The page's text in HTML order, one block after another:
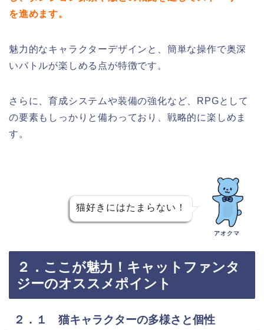
を進めます。
魅力的なキャラクターデザインと、簡単な操作で奥深
いバトルが楽しめる点が特徴です。
さらに、育成システムや装備の強化など、RPGとして
の要素もしっかりと備わっており、戦略的に楽しめま
す。
猫好きにはたまらない！
アオクマ
２．ここが魅力！キャットファンタ
ジーのオススメポイント
２．１ 猫キャラクターの多様さと個性